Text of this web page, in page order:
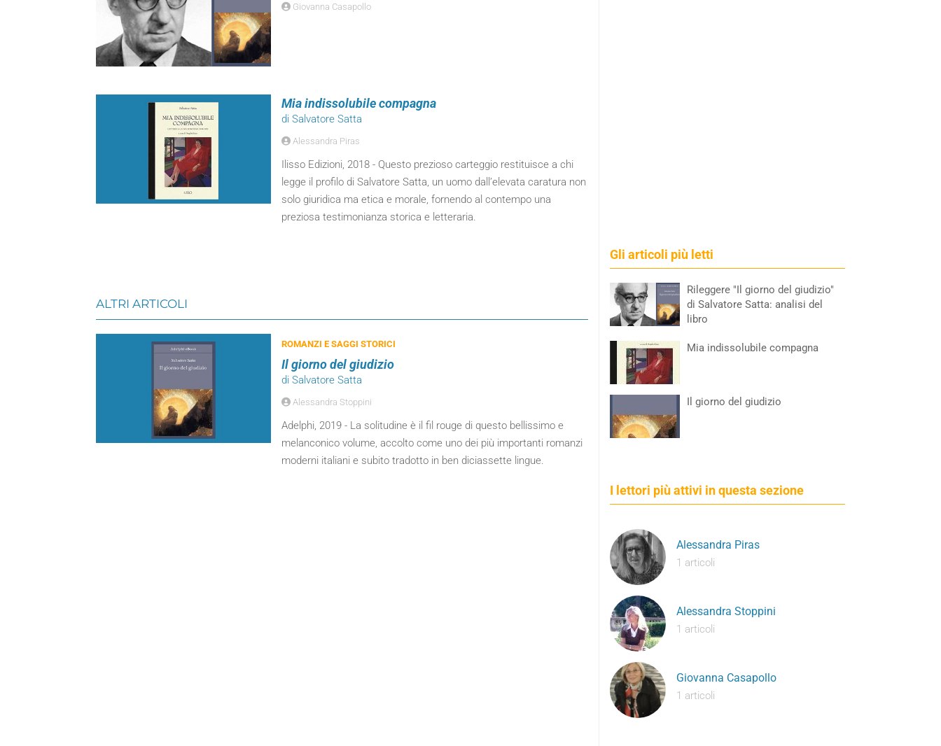
Giovanna Casapollo
Mia indissolubile compagna
di Salvatore Satta
Alessandra Piras
Ilisso Edizioni, 2018 - Questo prezioso carteggio restituisce a chi
legge il profilo di Salvatore Satta, un uomo dall’elevata caratura non
solo giuridica ma etica e morale, fornendo al contempo una
preziosa testimonianza storica e letteraria.
ALTRI ARTICOLI
ROMANZI E SAGGI STORICI
Il giorno del giudizio
di Salvatore Satta
Alessandra Stoppini
Adelphi, 2019 - La solitudine è il fil rouge di questo bellissimo e
melanconico volume, accolto come uno dei più importanti romanzi
moderni italiani e subito tradotto in ben diciassette lingue.
Gli articoli più letti
Rileggere "Il giorno del giudizio"
di Salvatore Satta: analisi del
libro
Mia indissolubile compagna
Il giorno del giudizio
I lettori più attivi in questa sezione
Alessandra Piras
1 articoli
Alessandra Stoppini
1 articoli
Giovanna Casapollo
1 articoli